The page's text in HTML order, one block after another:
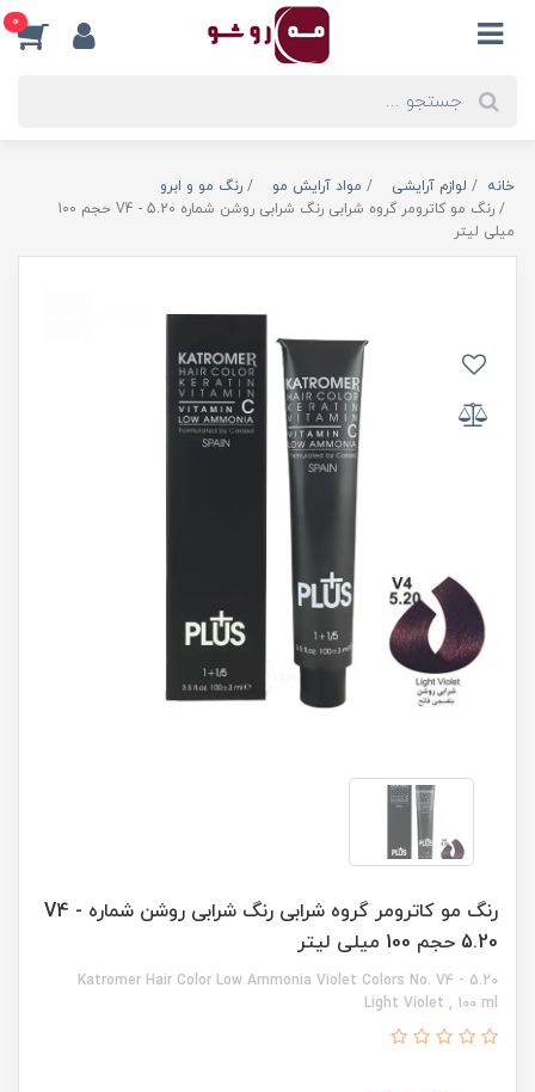
0
خانه لوازم آرایشی مواد آرایش مو
رنگ مو و ابرو
رنگ مو کاترومر گروه شرابی رنگ شرابی روشن شماره V4 - 5.20 حجم 100
میلی لیتر
رنگ مو کاترومر گروه شرابی رنگ شرابی روشن شماره V4 -
5.20 حجم 100 میلی لیتر
Katromer Hair Color Low Ammonia Violet Colors No. V4 - 5.20
Light Violet , 100 ml